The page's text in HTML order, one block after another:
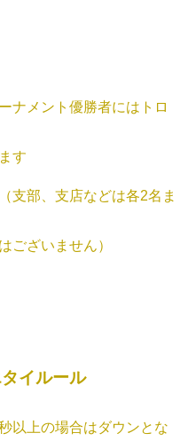
ナメント優勝者にはトロ
す
支部、支店などは各2名ま
ございません）
イルール
以上の場合はダウンとな